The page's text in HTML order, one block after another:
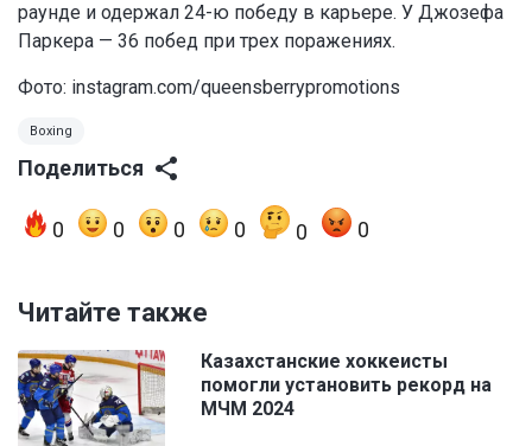
раунде и одержал 24-ю победу в карьере. У Джозефа
Паркера — 36 побед при трех поражениях.
Фото: instagram.com/queensberrypromotions
Boxing
Поделиться
0 0 0 0 0 0
Читайте также
Казахстанские хоккеисты
помогли установить рекорд на
МЧМ 2024